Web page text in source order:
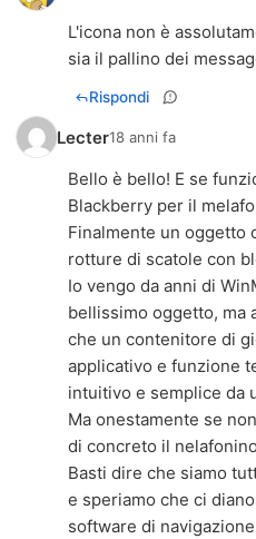
L'icona non è
sia il pallino dei
Rispondi
Lecter18 anni fa
Bello è bello! E se
Blackberry per il
Finalmente un oggetto
rotture di scatole con
Io vengo da anni di
bellissimo oggetto, ma
che un contenitore di
applicativo e funzione
intuitivo e semplice da
Ma onestamente se
di concreto il
Basti dire che siamo
e speriamo che ci
software di